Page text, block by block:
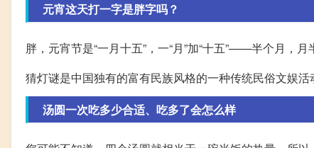
元宵这天打一字是胖字吗？
胖，元宵节是“一月十五”，一“月”加“十五”——半个月，月
猜灯谜是中国独有的富有民族风格的一种传统民俗文娱活
汤圆一次吃多少合适、吃多了会怎么样